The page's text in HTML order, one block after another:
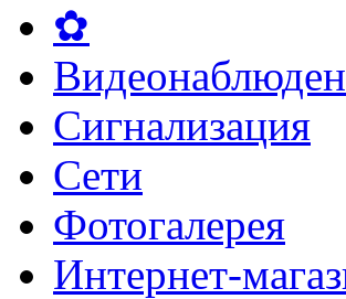
✿
Сигнализация
Сети
Фотогалерея
Интернет-